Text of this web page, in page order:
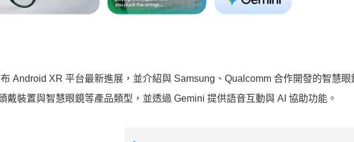
Android XR 平台最新進展，並介紹與 Samsung、Qualcomm 合作開發的智慧眼
戴裝置與智慧眼鏡等產品類型，並透過 Gemini 提供語音互動與 AI 協助功能。